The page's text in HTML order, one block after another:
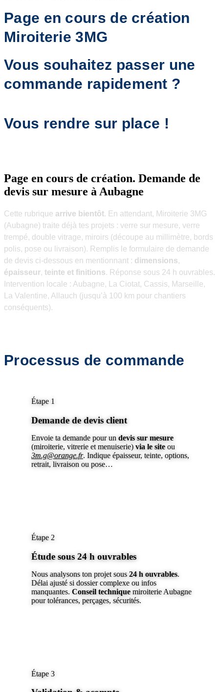
Page en cours de création
Miroiterie 3MG
Vous souhaitez passer une
commande rapidement ?
Vous rendre sur place !
Page en cours de création. Demande de
devis sur mesure à Aubagne
Cette rubrique arrive bientôt. En attendant, Miroiterie 3MG
(Aubagne) traite déjà tes projets : verre sur mesure, verre
trempé, double vitrage, miroirs (découpe au millimètre, bords
polis, pose ou livraison). Remplis le formulaire de demande
de devis ci-dessous en mentionnant : dimensions,
épaisseur, teinte et finitions. Réponse sous 24 h ouvrables.
Intervention locale : Aubagne, La Ciotat, Cassis, Marseille,
La Valentine, Allauch (jusqu’à 100 km pour chantiers
conséquents).
Processus de commande
Étape 1
Demande de devis client
Envoie ta demande pour un devis sur mesure
(miroiterie, vitrerie et menuiserie) via le site ou
3m.g@orange.fr. Indique épaisseur, teinte, options,
retrait, livraison ou pose…
Étape 2
Étude sous 24 h ouvrables
Nous analysons ton projet sous 24 h ouvrables.
Délai ajusté si dossier complexe ou infos
manquantes. Conseil technique miroiterie Aubagne
pour tolérances, perçages, sécurités.
Étape 3